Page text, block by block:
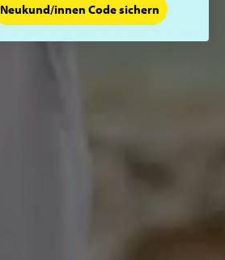
Neukund/innen Code sichern